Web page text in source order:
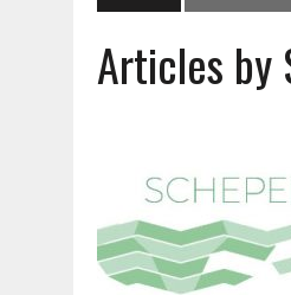
27/07/2018 | AFLEVERING
08/12/2018
AFLEVERING
Articles by